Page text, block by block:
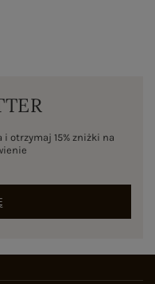
otrzymaj 15% zniżki na